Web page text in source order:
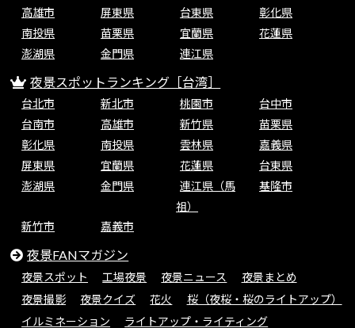
高雄市
屏東県 台東県
彰化県
南投県
苗栗県 宜蘭県
花蓮県
澎湖県
金門県 連江県
夜景スポットランキング［台湾］
台北市 新北市 桃園市
台中市
台南市
高雄市 新竹県
苗栗県
彰化県
南投県 雲林県
嘉義県
屏東県
宜蘭県 花蓮県
台東県
澎湖県
金門県
連江県（馬
祖）
基隆市
新竹市 嘉義市
夜景FANマガジン
夜景スポット 工場夜景 夜景ニュース
夜景まとめ
夜景撮影
夜景クイズ 花火
桜（夜桜・桜のライトアップ）
イルミネーション
ライトアップ・ライティング